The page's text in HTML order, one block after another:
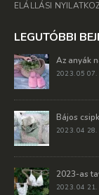
ELÁLLÁSI
LEGUTÓBBI
Az anyák
2023. 05 07.
Bájos
2023. 04 28.
2023-as
2023. 04 21.